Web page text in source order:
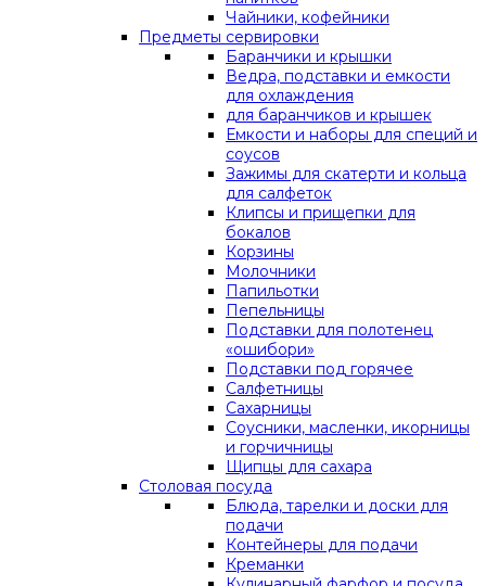
Чайники, кофейники
Предметы сервировки
Баранчики и крышки
Ведра, подставки и емкости
для охлаждения
для баранчиков и крышек
Емкости и наборы для специй и
соусов
Зажимы для скатерти и кольца
для салфеток
Клипсы и прищепки для
бокалов
Корзины
Молочники
Папильотки
Пепельницы
Подставки для полотенец
«ошибори»
Подставки под горячее
Салфетницы
Сахарницы
Соусники, масленки, икорницы
и горчичницы
Щипцы для сахара
Столовая посуда
Блюда, тарелки и доски для
подачи
Контейнеры для подачи
Креманки